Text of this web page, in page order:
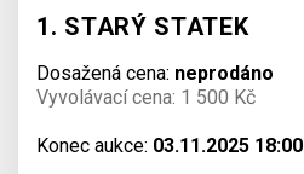
1. STARÝ STATEK
Dosažená cena: neprodáno
Vyvolávací cena: 1 500 Kč
Konec aukce: 03.11.2025 18:00